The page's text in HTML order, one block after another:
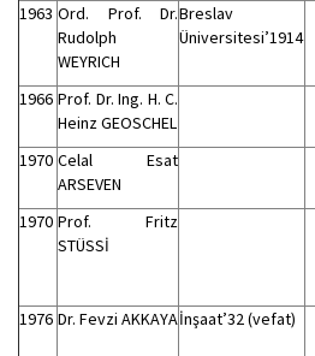
1963 Ord. Prof. Dr.
Rudolph
WEYRICH
Breslav
Üniversitesi’1914
1966 Prof. Dr. Ing. H. C.
Heinz GEOSCHEL
1970 Celal Esat
ARSEVEN
1970 Prof. Fritz
STÜSSİ
1976 Dr. Fevzi AKKAYAİnşaat’32 (vefat)